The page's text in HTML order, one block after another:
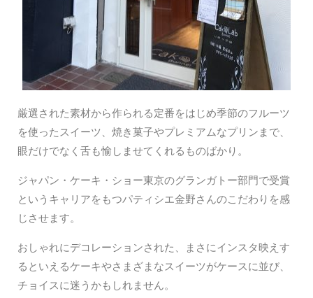
厳選された素材から作られる定番をはじめ季節のフルーツ
を使ったスイーツ、焼き菓子やプレミアムなプリンまで、
眼だけでなく舌も愉しませてくれるものばかり。
ジャパン・ケーキ・ショー東京のグランガトー部門で受賞
というキャリアをもつパティシエ金野さんのこだわりを感
じさせます。
おしゃれにデコレーションされた、まさにインスタ映えす
るといえるケーキやさまざまなスイーツがケースに並び、
チョイスに迷うかもしれません。